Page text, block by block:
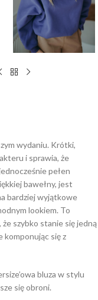
wydaniu. Krótki,
i sprawia, że
pełen
bawełny, jest
bardziej wyjątkowe
lookiem. To
szybko stanie się jedną
komponując się z
bluza w stylu
się obroni.